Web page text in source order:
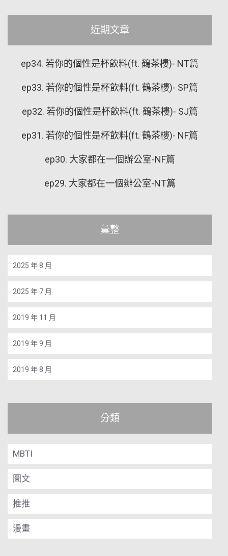
近期文章
ep34. 若你的個性是杯飲料(ft. 鶴茶樓)- NT篇
ep33. 若你的個性是杯飲料(ft. 鶴茶樓)- SP篇
ep32. 若你的個性是杯飲料(ft. 鶴茶樓)- SJ篇
ep31. 若你的個性是杯飲料(ft. 鶴茶樓)- NF篇
ep30. 大家都在一個辦公室-NF篇
ep29. 大家都在一個辦公室-NT篇
彙整
2025 年 8 月
2025 年 7 月
2019 年 11 月
2019 年 9 月
2019 年 8 月
分類
MBTI
圖文
推推
漫畫